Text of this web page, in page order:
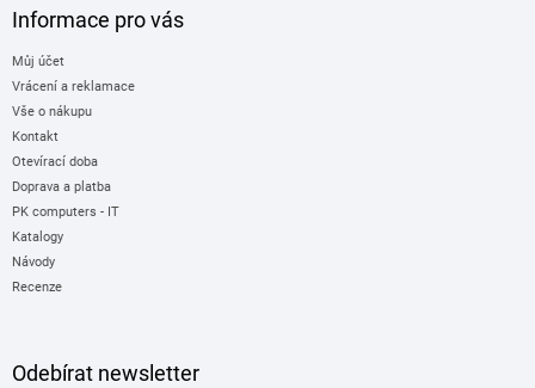
Informace pro vás
Můj účet
Vrácení a reklamace
Vše o nákupu
Kontakt
Otevírací doba
Doprava a platba
PK computers - IT
Katalogy
Návody
Recenze
Odebírat newsletter